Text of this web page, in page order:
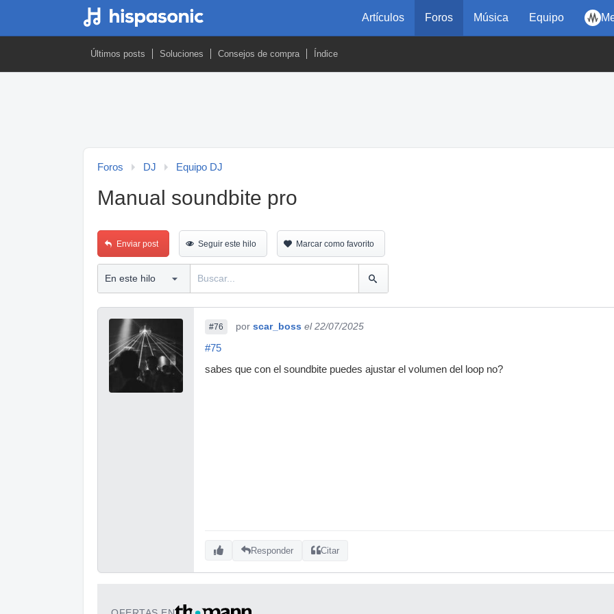
Artículos Foros Música Equipo
Últimos posts Soluciones Consejos de compra Índice
Foros DJ Equipo DJ
Manual soundbite pro
Enviar post Seguir este hilo Marcar como favorito
#76 por scar_boss el 22/07/2025
#75
sabes que con el soundbite puedes ajustar el volumen del loop no?
Responder Citar